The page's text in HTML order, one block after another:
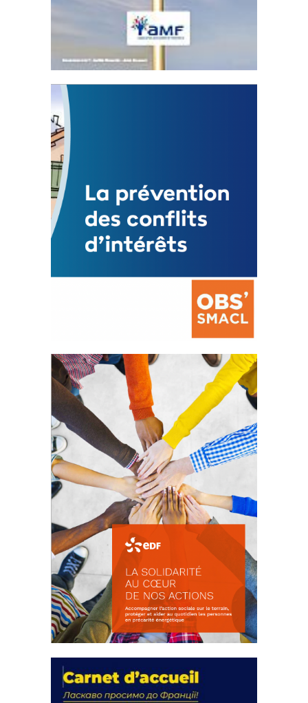
Statut de l’élu local
3 avril 2024
Mise à jour avril 2024
FEUILLETER
La prévention des conflits
d’intérêts
18 septembre 2023
FEUILLETER
actions
18 septembre 2023